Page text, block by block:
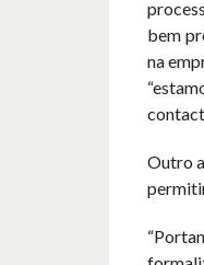
bem
na
Outro